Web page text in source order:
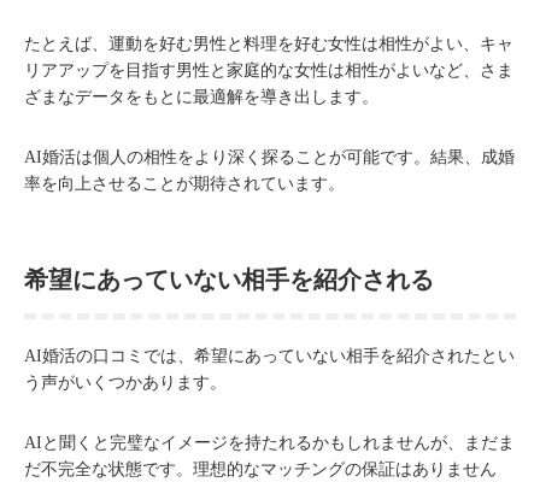
たとえば、運動を好む男性と料理を好む女性は相性がよい、キャ
リアアップを目指す男性と家庭的な女性は相性がよいなど、さま
ざまなデータをもとに最適解を導き出します。
AI婚活は個人の相性をより深く探ることが可能です。結果、成婚
率を向上させることが期待されています。
希望にあっていない相手を紹介される
AI婚活の口コミでは、希望にあっていない相手を紹介されたとい
う声がいくつかあります。
AIと聞くと完璧なイメージを持たれるかもしれませんが、まだま
だ不完全な状態です。理想的なマッチングの保証はありません